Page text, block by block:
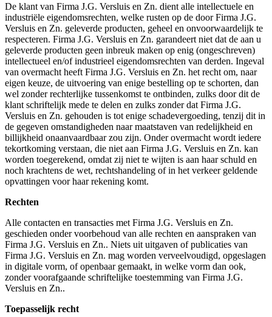
De klant van Firma J.G. Versluis en Zn. dient alle intellectuele en
industriële eigendomsrechten, welke rusten op de door Firma J.G.
Versluis en Zn. geleverde producten, geheel en onvoorwaardelijk te
respecteren. Firma J.G. Versluis en Zn. garandeert niet dat de aan u
geleverde producten geen inbreuk maken op enig (ongeschreven)
intellectueel en/of industrieel eigendomsrechten van derden. Ingeval
van overmacht heeft Firma J.G. Versluis en Zn. het recht om, naar
eigen keuze, de uitvoering van enige bestelling op te schorten, dan
wel zonder rechterlijke tussenkomst te ontbinden, zulks door dit de
klant schriftelijk mede te delen en zulks zonder dat Firma J.G.
Versluis en Zn. gehouden is tot enige schadevergoeding, tenzij dit in
de gegeven omstandigheden naar maatstaven van redelijkheid en
billijkheid onaanvaardbaar zou zijn. Onder overmacht wordt iedere
tekortkoming verstaan, die niet aan Firma J.G. Versluis en Zn. kan
worden toegerekend, omdat zij niet te wijten is aan haar schuld en
noch krachtens de wet, rechtshandeling of in het verkeer geldende
opvattingen voor haar rekening komt.
Rechten
Alle contacten en transacties met Firma J.G. Versluis en Zn.
geschieden onder voorbehoud van alle rechten en aanspraken van
Firma J.G. Versluis en Zn.. Niets uit uitgaven of publicaties van
Firma J.G. Versluis en Zn. mag worden verveelvoudigd, opgeslagen
in digitale vorm, of openbaar gemaakt, in welke vorm dan ook,
zonder voorafgaande schriftelijke toestemming van Firma J.G.
Versluis en Zn..
Toepasselijk recht